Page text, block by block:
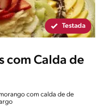
Testada
com Calda de
com calda de de